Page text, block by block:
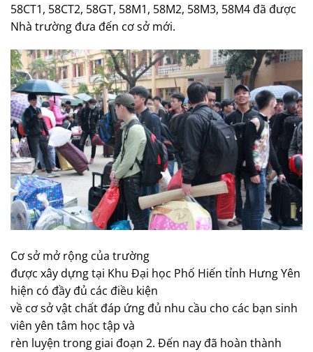
58CT1, 58CT2, 58GT, 58M1, 58M2, 58M3, 58M4 đã được
Nhà trường đưa đến cơ sở mới.
Cơ sở mở rộng của trường
được xây dựng tại Khu Đại học Phố Hiến tỉnh Hưng Yên
hiện có đầy đủ các điều kiện
về cơ sở vật chất đáp ứng đủ nhu cầu cho các bạn sinh
viên yên tâm học tập và
rèn luyện trong giai đoạn 2. Đến nay đã hoàn thành